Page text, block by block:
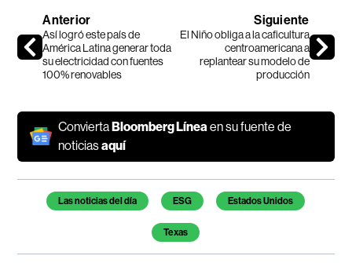
Anterior
Así logró este país de
América Latina generar toda
su electricidad con fuentes
100% renovables
Siguiente
El Niño obliga a la caficultura
centroamericana a
replantear su modelo de
producción
ConviertaBloomberg Línea en su fuente de
noticiasaquí
Temas de este artículo
Las noticias del día ESG Estados Unidos
Texas